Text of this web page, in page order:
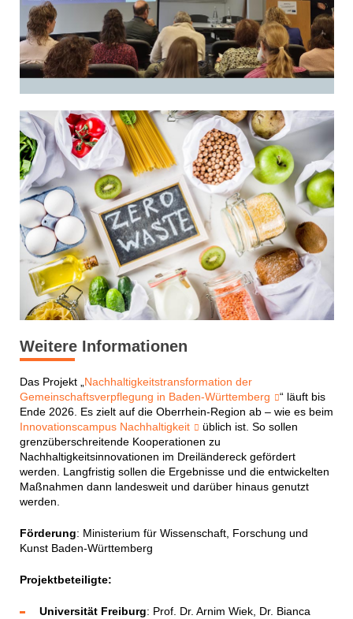
Weitere Informationen
Das Projekt „ Nachhaltigkeitstransformation der
Gemeinschaftsverpflegung in Baden-Württemberg
“ läuft bis
Ende 2026. Es zielt auf die Oberrhein-Region ab – wie es beim
Innovationscampus Nachhaltigkeit
üblich ist. So sollen
grenzüberschreitende Kooperationen zu
Nachhaltigkeitsinnovationen im Dreiländereck gefördert
werden. Langfristig sollen die Ergebnisse und die entwickelten
Maßnahmen dann landesweit und darüber hinaus genutzt
werden.
Förderung: Ministerium für Wissenschaft, Forschung und
Kunst Baden-Württemberg
Projektbeteiligte:
Universität Freiburg: Prof. Dr. Arnim Wiek, Dr. Bianca